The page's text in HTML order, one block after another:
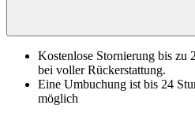
Kostenlose Stornierung bis zu
bei voller Rückerstattung.
Eine Umbuchung ist bis 24
möglich